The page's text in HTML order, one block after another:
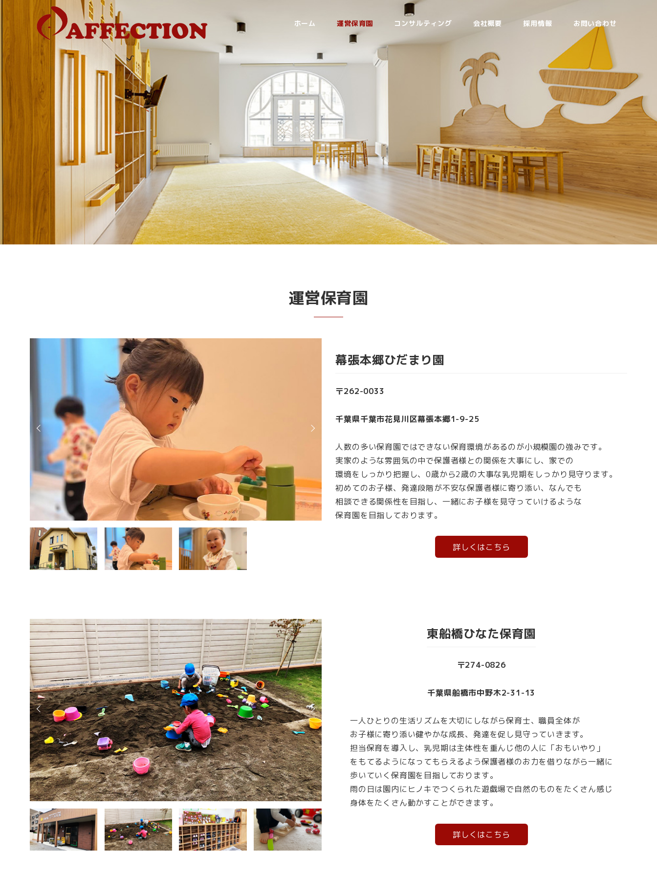
ホーム 運営保育園 コンサルティング 会社概要 採用情報 お問い合わせ
運営保育園
幕張本郷ひだまり園
〒262-0033
千葉県千葉市花見川区幕張本郷1-9-25
人数の多い保育園ではできない保育環境があるのが小規模園の強みです。
実家のような雰囲気の中で保護者様との関係を大事にし、家での
環境をしっかり把握し、0歳から2歳の大事な乳児期をしっかり見守ります。
初めてのお子様、発達段階が不安な保護者様に寄り添い、なんでも
相談できる関係性を目指し、一緒にお子様を見守っていけるような
保育園を目指しております。
詳しくはこちら
東船橋ひなた保育園
〒274-0826
千葉県船橋市中野木2-31-13
一人ひとりの生活リズムを大切にしながら保育士、職員全体が
お子様に寄り添い健やかな成長、発達を促し見守っていきます。
担当保育を導入し、乳児期は主体性を重んじ他の人に「おもいやり」
をもてるようになってもらえるよう保護者様のお力を借りながら一緒に
歩いていく保育園を目指しております。
雨の日は園内にヒノキでつくられた遊戯場で自然のものをたくさん感じ
身体をたくさん動かすことができます。
詳しくはこちら